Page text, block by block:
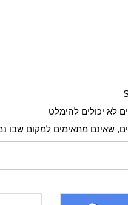
לא יכולים להימלט
שאינם מתאימים למקום שבו